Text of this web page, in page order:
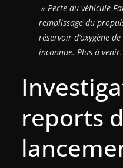
» Perte du véhicule
remplissage du
réservoir d’oxygène
inconnue. Plus à
reports